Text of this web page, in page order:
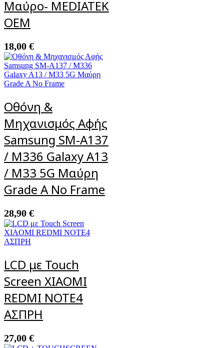
Μαύρο- MEDIATEK
OEM
18,00 €
Οθόνη &
Μηχανισμός Αφής
Samsung SM-A137
/ M336 Galaxy A13
/ M33 5G Μαύρη
Grade A No Frame
28,90 €
LCD με Touch
Screen XIAOMI
REDMΙ ΝΟΤΕ4
AΣΠΡΗ
27,00 €